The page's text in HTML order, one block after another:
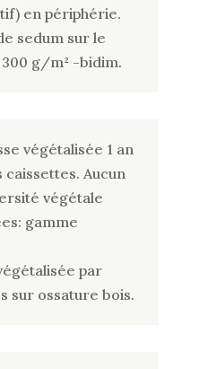
en périphérie.
sedum sur le
g/m² -bidim.
végétalisée 1 an
Aucun
végétale
gamme
par
sur ossature bois.